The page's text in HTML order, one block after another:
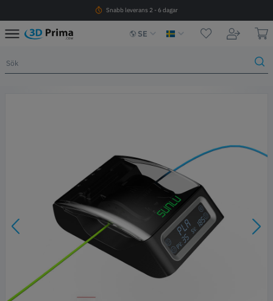
Snabb leverans 2 - 6 dagar
SE